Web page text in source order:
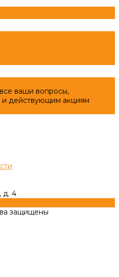
ваши вопросы,
и действующим акциям
д. 4
защищены